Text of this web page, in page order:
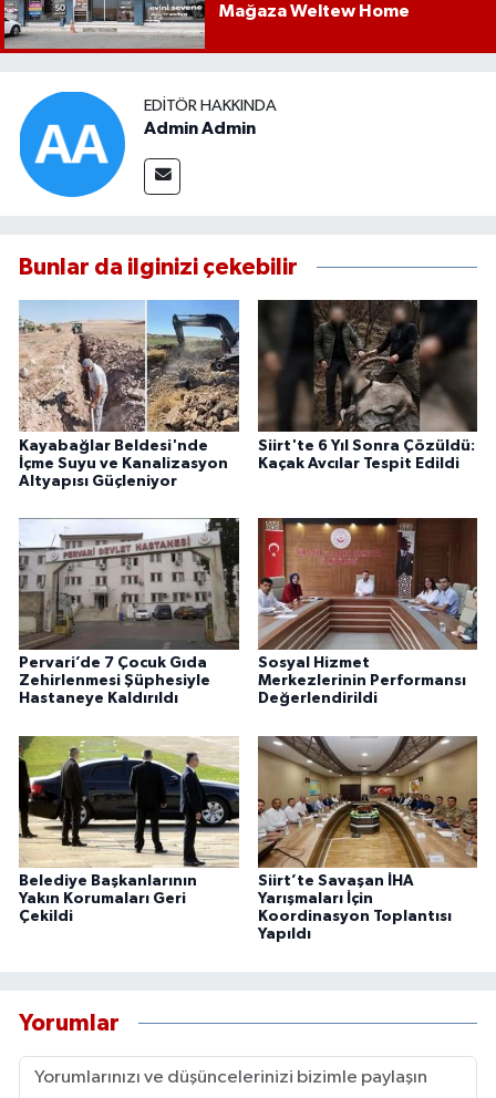
Mağaza Weltew Home
EDITÖR HAKKINDA
Admin Admin
Bunlar da ilginizi çekebilir
Kayabağlar Beldesi'nde
İçme Suyu ve Kanalizasyon
Altyapısı Güçleniyor
Siirt'te 6 Yıl Sonra Çözüldü:
Kaçak Avcılar Tespit Edildi
Pervari’de 7 Çocuk Gıda
Zehirlenmesi Şüphesiyle
Hastaneye Kaldırıldı
Sosyal Hizmet
Merkezlerinin Performansı
Değerlendirildi
Belediye Başkanlarının
Yakın Korumaları Geri
Çekildi
Siirt’te Savaşan İHA
Yarışmaları İçin
Koordinasyon Toplantısı
Yapıldı
Yorumlar